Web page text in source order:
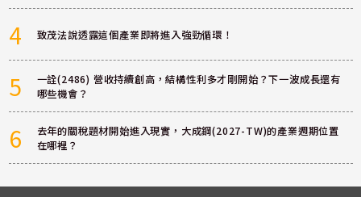
4 致茂法說透露這個產業即將進入強勁循環！
5
一詮(2486) 營收持續創高，結構性利多才剛開始？下一波成長還有
哪些機會？
6
去年的關稅題材開始進入現實，大成鋼(2027-TW)的產業週期位置
在哪裡？